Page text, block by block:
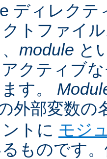
ディレク
トファイ
module と
クティブ
す。
外部変数の
トに モジ
ものです